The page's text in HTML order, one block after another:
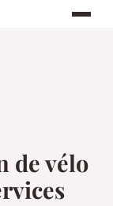
de vélo